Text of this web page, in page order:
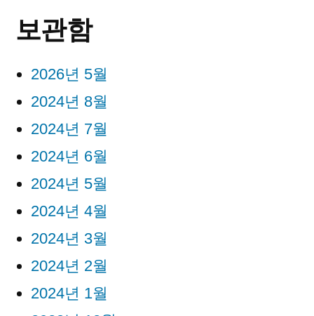
보관함
2026년 5월
2024년 8월
2024년 7월
2024년 6월
2024년 5월
2024년 4월
2024년 3월
2024년 2월
2024년 1월